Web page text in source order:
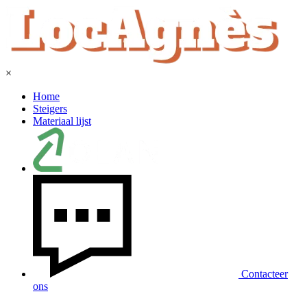
×
Home
Steigers
Materiaal lijst
Contacteer
ons